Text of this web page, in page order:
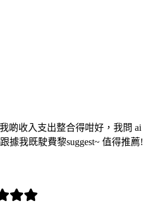
啲收入支出整合得咁好，我問 ai
據我既駛費黎suggest~ 值得推薦!